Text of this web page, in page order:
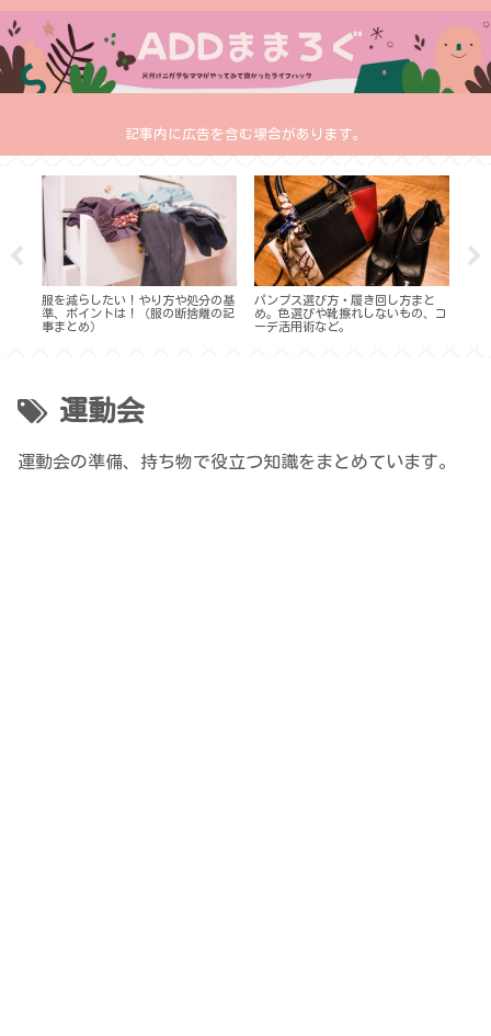
記事内に広告を含む場合があります。
服を減らしたい！やり方や処分の基
準、ポイントは！（服の断捨離の記
事まとめ）
パンプス選び方・履き回し方まと
め。色選びや靴擦れしないもの、コ
ーデ活用術など。
運動会
運動会の準備、持ち物で役立つ知識をまとめています。